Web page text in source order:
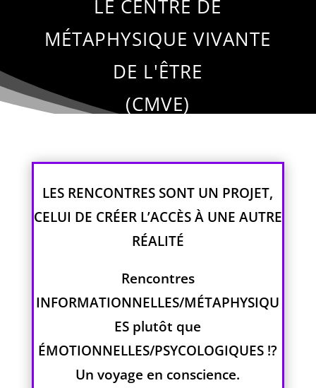
LE CENTRE DE
MÉTAPHYSIQUE VIVANTE
DE L'ÊTRE
(CMVE)
LES RENCONTRES SONT UN PROJET,
CELUI DE CRÉER L’ACCÈS À UNE AUTRE
RÉALITÉ
Rencontres
INFORMATIONNELLES/MÉTAPHYSIQU
ES plutôt que
ÉMOTIONNELLES/PSYCOLOGIQUES !?
Un voyage en conscience.